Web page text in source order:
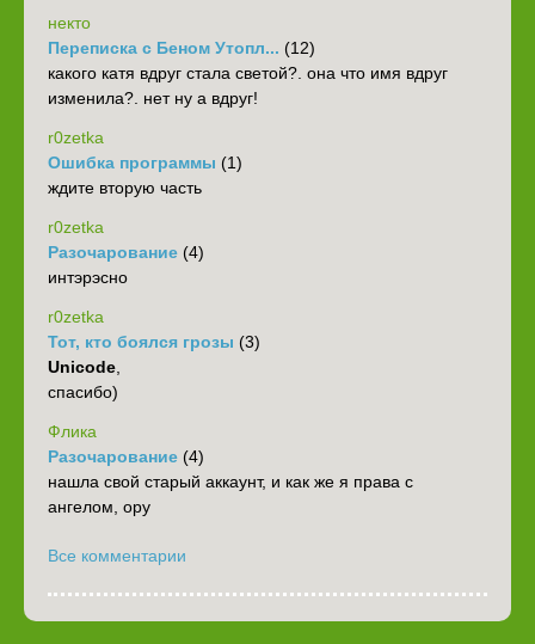
некто
Переписка с Беном Утопл... (12)
какого катя вдруг стала светой?. она что имя вдруг
изменила?. нет ну а вдруг!
r0zetka
Ошибка программы (1)
ждите вторую часть
r0zetka
Разочарование (4)
интэрэсно
r0zetka
Тот, кто боялся грозы (3)
Unicode,
спасибо)
Флика
Разочарование (4)
нашла свой старый аккаунт, и как же я права с
ангелом, ору
Все комментарии